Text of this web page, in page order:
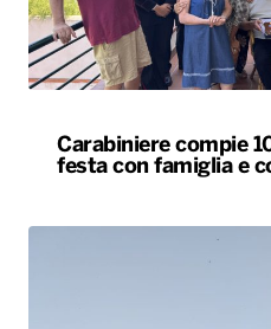
Carabiniere compie
festa con famiglia e